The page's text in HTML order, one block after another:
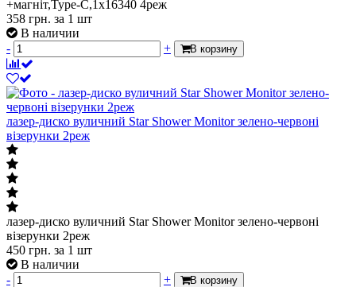
+магніт,Type-C,1х16340 4реж
358 грн. за 1 шт
В наличии
-
+ В корзину
лазер-диско вуличний Star Shower Monitor зелено-червоні
візерунки 2реж
лазер-диско вуличний Star Shower Monitor зелено-червоні
візерунки 2реж
450 грн. за 1 шт
В наличии
-
+ В корзину